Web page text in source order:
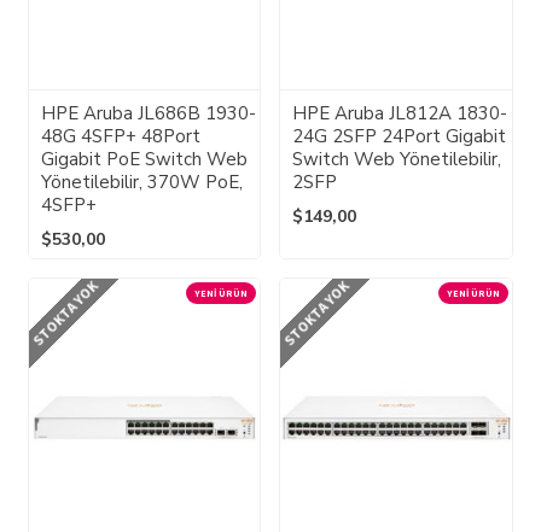
HPE Aruba JL686B 1930-
48G 4SFP+ 48Port
Gigabit PoE Switch Web
Yönetilebilir, 370W PoE,
4SFP+
$530,00
HPE Aruba JL812A 1830-
24G 2SFP 24Port Gigabit
Switch Web Yönetilebilir,
2SFP
$149,00
YENI ÜRÜN
STOKTA YOK YENI ÜRÜN
STOKTA YOK